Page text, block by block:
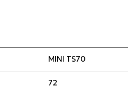
MINI TS70
72